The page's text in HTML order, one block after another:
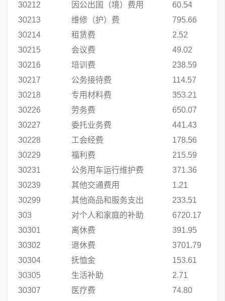
30212
因公出国（境）费用
60.54
30213
维修（护）费
795.66
30214
租赁费
2.52
30215
会议费
49.02
30216
培训费
238.59
30217
公务接待费
114.57
30218
专用材料费
353.21
30226
劳务费
650.07
30227
委托业务费
441.43
30228
工会经费
178.56
30229
福利费
215.59
30231
公务用车运行维护费
371.36
30239
其他交通费用
1.21
30299
其他商品和服务支出
233.51
303
对个人和家庭的补助
6720.17
30301
离休费
391.95
30302
退休费
3701.79
30304
抚恤金
153.61
30305
生活补助
2.71
30307
医疗费 74.80